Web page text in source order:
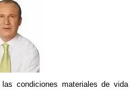
condiciones materiales de vida